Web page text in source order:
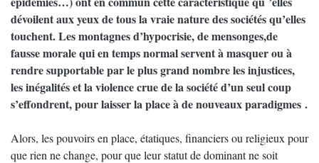
dévoilent aux yeux de tous la vraie nature des sociétés qu’elles
touchent. Les montagnes d’hypocrisie, de mensonges,de
fausse morale qui en temps normal servent à masquer ou à
rendre supportable par le plus grand nombre les injustices,
les inégalités et la violence crue de la société d’un seul coup
s’effondrent, pour laisser la place à de nouveaux paradigmes .
Alors, les pouvoirs en place, étatiques, financiers ou religieux pour
que rien ne change, pour que leur statut de dominant ne soit